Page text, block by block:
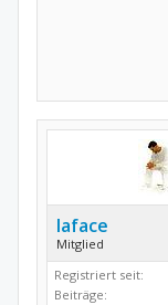
laface
Mitglied
Registriert seit:
Beiträge: